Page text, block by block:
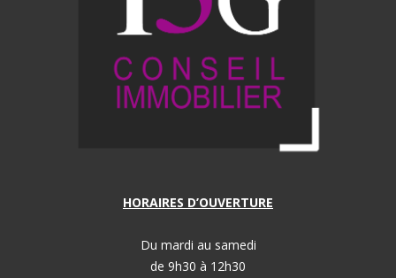
HORAIRES D’OUVERTURE
Du mardi au samedi
de 9h30 à 12h30